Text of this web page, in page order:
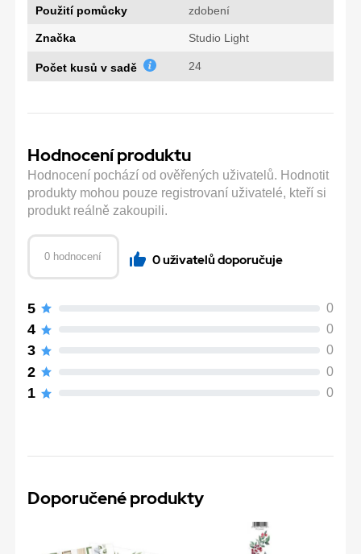
Použití pomůcky zdobení
Značka Studio Light
Počet kusů v sadě 24
Hodnocení produktu
Hodnocení pochází od ověřených uživatelů. Hodnotit
produkty mohou pouze registrovaní uživatelé, kteří si
produkt reálně zakoupili.
0 hodnocení 0 uživatelů doporučuje
5 0
4 0
3 0
2 0
1 0
Doporučené produkty